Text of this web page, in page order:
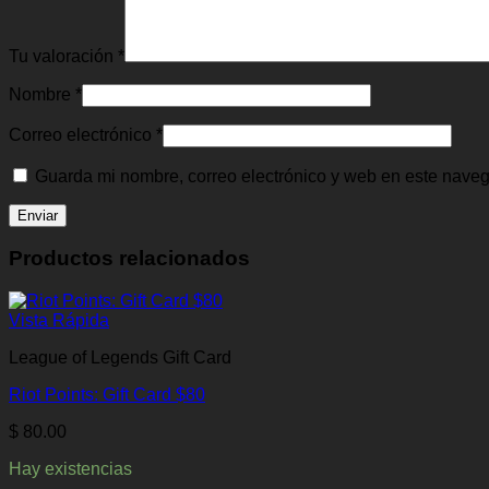
Tu valoración *
Nombre *
Correo electrónico *
Guarda mi nombre, correo electrónico y web en este
Productos relacionados
Vista Rápida
League of Legends Gift Card
Riot Points: Gift Card $80
$ 80.00
Hay existencias